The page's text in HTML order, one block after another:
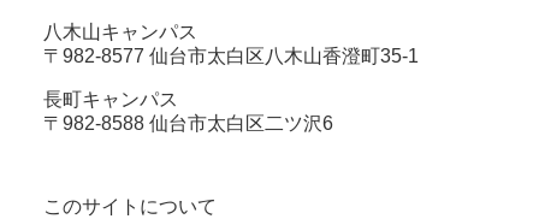
八木山キャンパス
〒982-8577 仙台市太白区八木山香澄町35-1
長町キャンパス
〒982-8588 仙台市太白区二ツ沢6
このサイトについて